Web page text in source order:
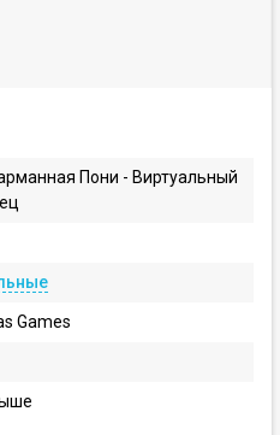
Пони - Виртуальный
Games